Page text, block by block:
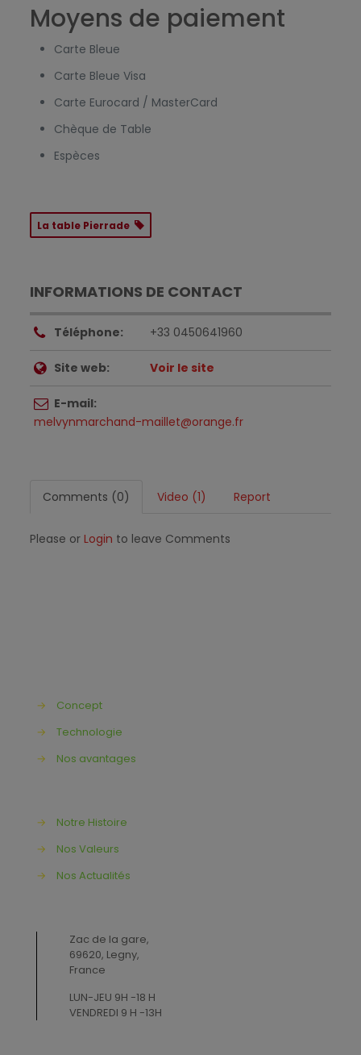
Moyens de paiement
Carte Bleue
Carte Bleue Visa
Carte Eurocard / MasterCard
Chèque de Table
Espèces
La table Pierrade
INFORMATIONS DE CONTACT
Téléphone: +33 0450641960
Site web: Voir le site
E-mail:
melvynmarchand-maillet@orange.fr
Comments (0) Video (1) Report
Please or Login to leave Comments
→
Concept
→
Technologie
→
Nos avantages
→
Notre Histoire
→
Nos Valeurs
→
Nos Actualités
Zac de la gare,
69620, Legny,
France
LUN-JEU 9H -18 H
VENDREDI 9 H -13H